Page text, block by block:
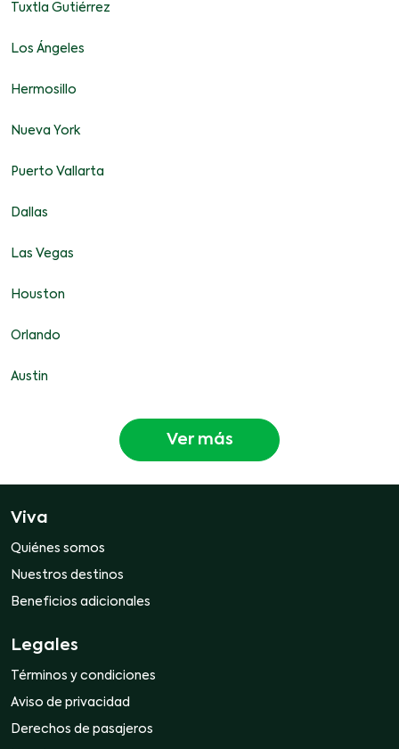
Tuxtla Gutiérrez
Los Ángeles
Hermosillo
Nueva York
Puerto Vallarta
Dallas
Las Vegas
Houston
Orlando
Austin
Ver más
Viva
Quiénes somos
Nuestros destinos
Beneficios adicionales
Legales
Términos y condiciones
Aviso de privacidad
Derechos de pasajeros